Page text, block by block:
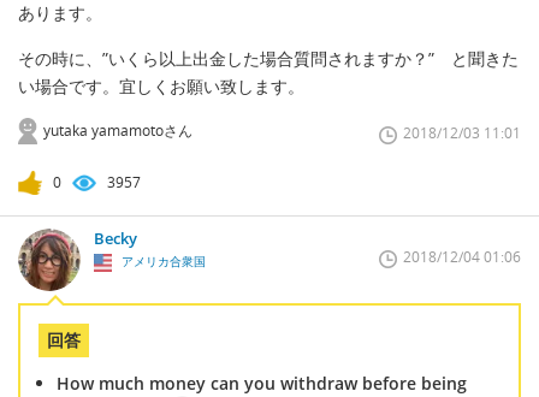
あります。
その時に、”いくら以上出金した場合質問されますか？” と聞きた
い場合です。宜しくお願い致します。
yutaka yamamotoさん 2018/12/03 11:01
0 3957
Becky
アメリカ合衆国 2018/12/04 01:06
回答
How much money can you withdraw before being